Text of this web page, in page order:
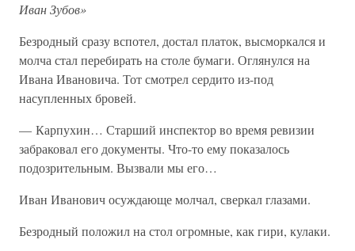
Иван Зубов»
Безродный сразу вспотел, достал платок, высморкался и
молча стал перебирать на столе бумаги. Оглянулся на
Ивана Ивановича. Тот смотрел сердито из-под
насупленных бровей.
— Карпухин… Старший инспектор во время ревизии
забраковал его документы. Что-то ему показалось
подозрительным. Вызвали мы его…
Иван Иванович осуждающе молчал, сверкал глазами.
Безродный положил на стол огромные, как гири, кулаки.